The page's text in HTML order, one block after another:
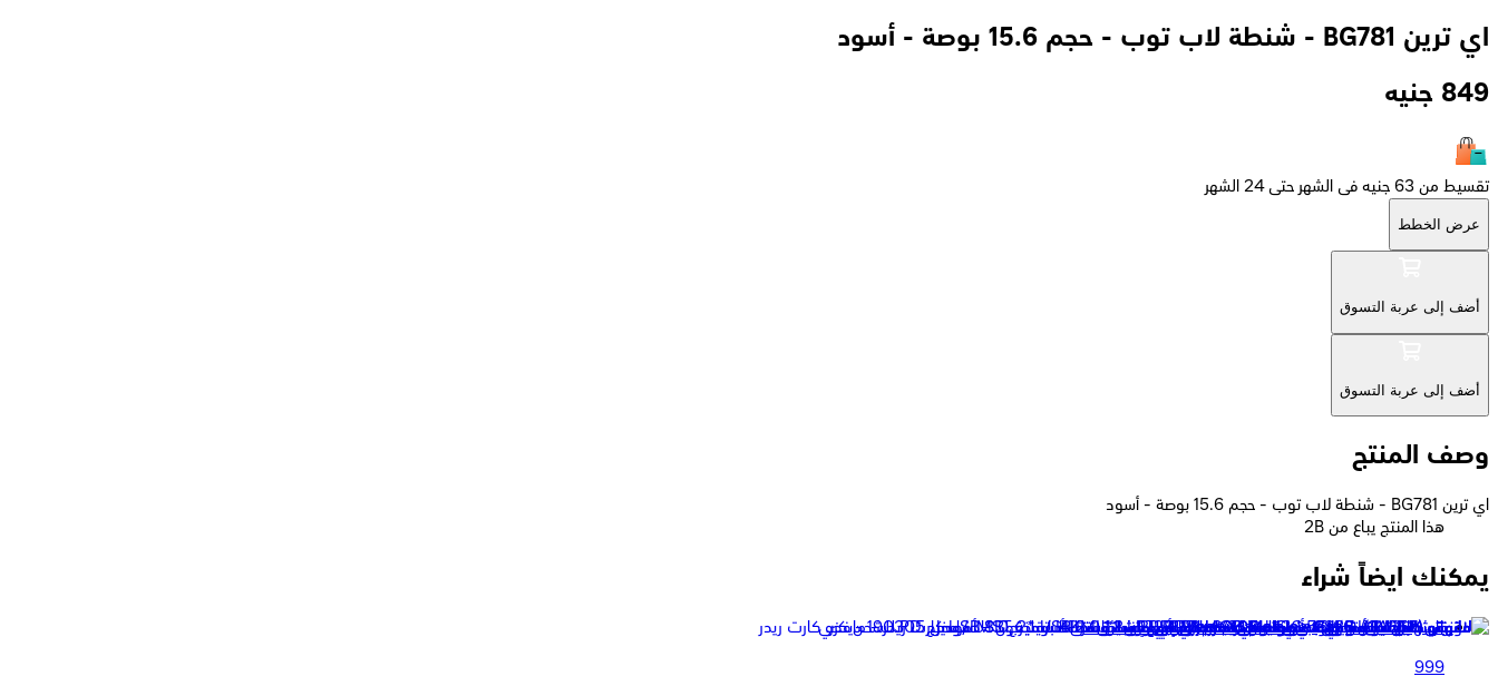
اي ترين BG781 - شنطة لاب توب - حجم 15.6 بوصة - أسود
849 جنيه
تقسيط من 63 جنيه فى الشهر حتى 24 الشهر
عرض الخطط
أضف إلى عربة التسوق
أضف إلى عربة التسوق
وصف المنتج
اي ترين BG781 - شنطة لاب توب - حجم 15.6 بوصة - أسود
2B هذا المنتج يباع من
يمكنك ايضاً شراء
دونها شنطة لاب توب Hand Sleeve جلد LPT28 - فستق
999